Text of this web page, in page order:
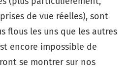
de vue réelles), sont
flous les uns que les autres
encore impossible de
se montrer sur nos